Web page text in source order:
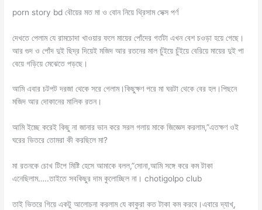
porn story bd বৌয়ের মত মা ও বোন নিয়ে থ্রিসাম সেক্স পর্ণ
দেখতে পেলাম যে রামচোদা খাওয়ার ফলে মায়ের পোঁদের গর্তটা এখন বেশ চওড়া হয়ে গেছে।
আর গুদ ও পোঁদ দুই ছিদ্র দিয়েই মজিদ আর রতনের মাল চুঁইয়ে চুঁইয়ে বেরিয়ে মায়ের দুই পা
বেয়ে গড়িয়ে মেঝেতে পড়ছে।
আমি এবার চটপট দরজা থেকে সরে গেলাম।কিছুক্ষণ পরে মা ঘরটা থেকে বের হল।পিছনে
মজিদ আর দোকানের মালিক রতন।
আমি ইচ্ছে করেই কিছু না জানার ভান করে সরল গলায় মাকে জিজ্ঞেস করলাম,”এতক্ষণ ওই
ঘরের ভিতরে তোমরা কী করছিলে মা?
মা রতনকে চোখ টিপে মিষ্টি হেসে আমাকে বলল,”সোনা,আমি সঙ্গে করে কম টাকা
এনেছিলাম…..তাইতে সবকিছুর দাম কুলোচ্ছিল না। chotigolpo club
তাই ভিতরে গিয়ে একটু আলোচনা করলাম যে কাকুরা কত টাকা কম করবে।এবারে দ্যাখ্,